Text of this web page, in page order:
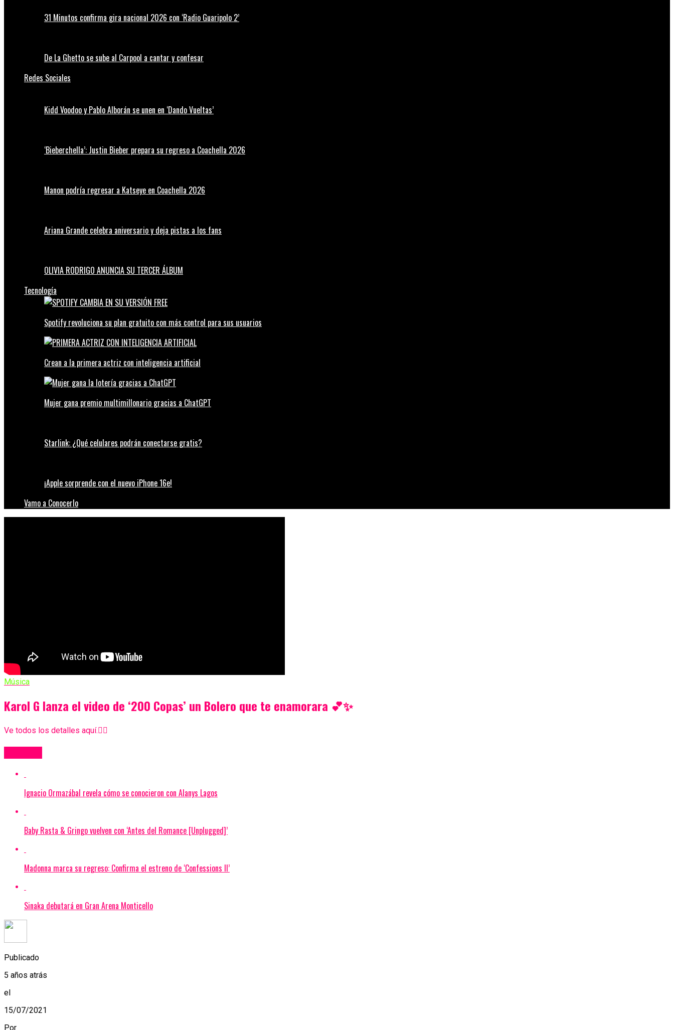
31 Minutos confirma gira nacional 2026 con ‘Radio Guaripolo 2’
De La Ghetto se sube al Carpool a cantar y confesar
Redes Sociales
Kidd Voodoo y Pablo Alborán se unen en ‘Dando Vueltas’
‘Bieberchella’: Justin Bieber prepara su regreso a Coachella 2026
Manon podría regresar a Katseye en Coachella 2026
Ariana Grande celebra aniversario y deja pistas a los fans
OLIVIA RODRIGO ANUNCIA SU TERCER ÁLBUM
Tecnología
Spotify revoluciona su plan gratuito con más control para sus usuarios
Crean a la primera actriz con inteligencia artificial
Mujer gana premio multimillonario gracias a ChatGPT
Starlink: ¿Qué celulares podrán conectarse gratis?
¡Apple sorprende con el nuevo iPhone 16e!
Vamo a Conocerlo
Música
Karol G lanza el video de ‘200 Copas’ un Bolero que te enamorara 💕✨
Ve todos los detalles aquí.👇🏻
Ignacio Ormazábal revela cómo se conocieron con Alanys Lagos
Baby Rasta & Gringo vuelven con ‘Antes del Romance [Unplugged]’
Madonna marca su regreso: Confirma el estreno de ‘Confessions II’
Sinaka debutará en Gran Arena Monticello
Publicado
5 años atrás
el
15/07/2021
Por